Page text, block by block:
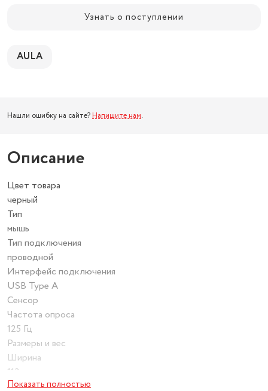
Узнать о поступлении
AULA
Нашли ошибку на сайте? Напишите нам.
Описание
Цвет товара
черный
Тип
мышь
Тип подключения
проводной
Интерфейс подключения
USB Type A
Сенсор
Частота опроса
125 Гц
Размеры и вес
Ширина
113 мм
Показать полностью